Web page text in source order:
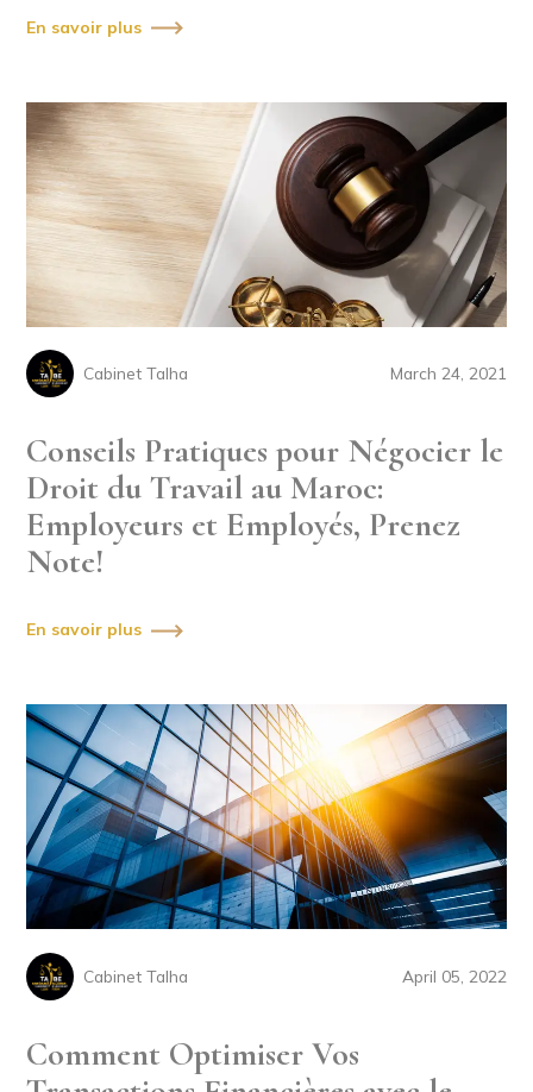
En savoir plus
Cabinet Talha March 24, 2021
Conseils Pratiques pour Négocier le
Droit du Travail au Maroc:
Employeurs et Employés, Prenez
Note!
En savoir plus
Cabinet Talha April 05, 2022
Comment Optimiser Vos